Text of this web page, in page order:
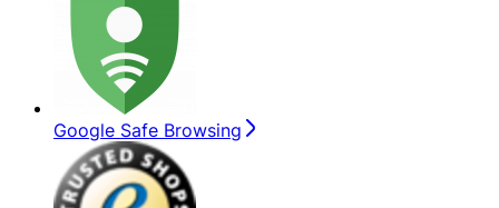
Google Safe Browsing